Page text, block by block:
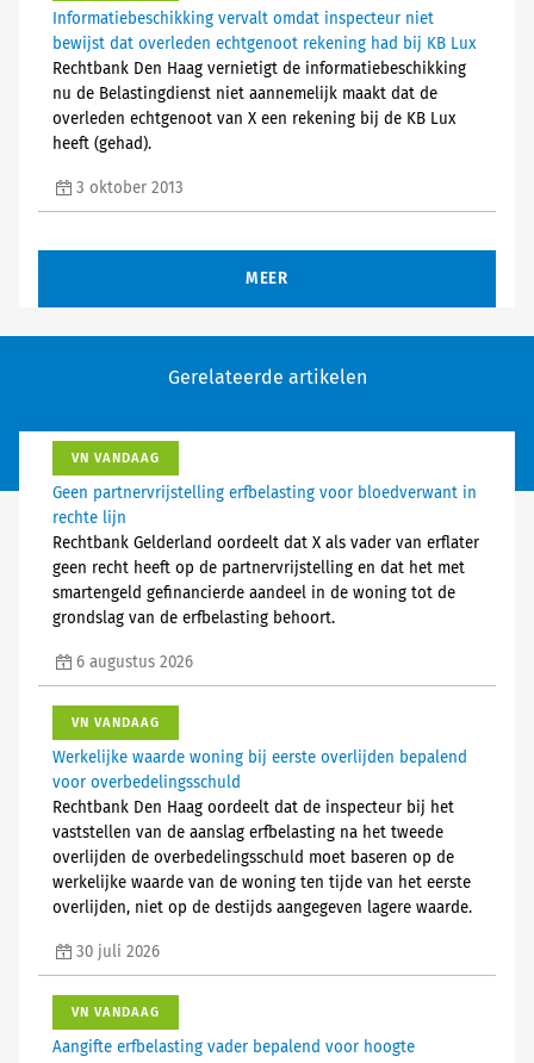
Informatiebeschikking vervalt omdat inspecteur niet
bewijst dat overleden echtgenoot rekening had bij KB Lux
Rechtbank Den Haag vernietigt de informatiebeschikking
nu de Belastingdienst niet aannemelijk maakt dat de
overleden echtgenoot van X een rekening bij de KB Lux
heeft (gehad).
3 oktober 2013
MEER
Gerelateerde artikelen
VN VANDAAG
Geen partnervrijstelling erfbelasting voor bloedverwant in
rechte lijn
Rechtbank Gelderland oordeelt dat X als vader van erflater
geen recht heeft op de partnervrijstelling en dat het met
smartengeld gefinancierde aandeel in de woning tot de
grondslag van de erfbelasting behoort.
6 augustus 2026
VN VANDAAG
Werkelijke waarde woning bij eerste overlijden bepalend
voor overbedelingsschuld
Rechtbank Den Haag oordeelt dat de inspecteur bij het
vaststellen van de aanslag erfbelasting na het tweede
overlijden de overbedelingsschuld moet baseren op de
werkelijke waarde van de woning ten tijde van het eerste
overlijden, niet op de destijds aangegeven lagere waarde.
30 juli 2026
VN VANDAAG
Aangifte erfbelasting vader bepalend voor hoogte